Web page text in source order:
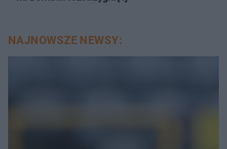
NAJNOWSZE NEWSY: